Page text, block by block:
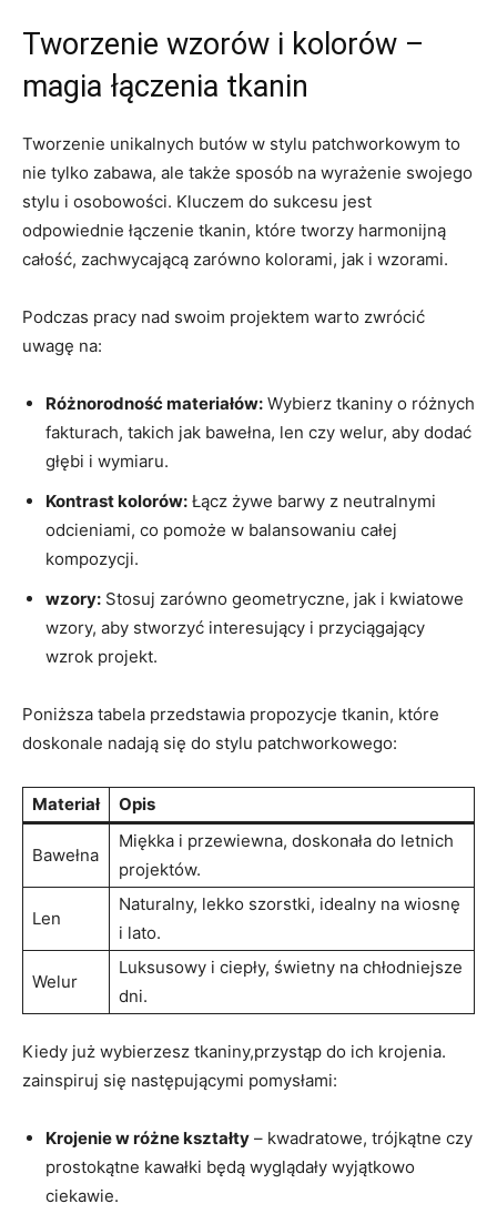
Tworzenie wzorów i kolorów –
magia łączenia tkanin
Tworzenie unikalnych butów w stylu patchworkowym to
nie tylko zabawa, ale także sposób na wyrażenie swojego
stylu i osobowości. Kluczem do sukcesu jest
odpowiednie łączenie tkanin, które tworzy harmonijną
całość, zachwycającą zarówno kolorami, jak i wzorami.
Podczas pracy nad swoim projektem warto zwrócić
uwagę na:
Różnorodność materiałów: Wybierz tkaniny o różnych
fakturach, takich jak bawełna, len czy welur, aby dodać
głębi i wymiaru.
Kontrast kolorów: Łącz żywe barwy z neutralnymi
odcieniami, co pomoże w balansowaniu całej
kompozycji.
wzory: Stosuj zarówno geometryczne, jak i kwiatowe
wzory, aby stworzyć interesujący i przyciągający
wzrok projekt.
Poniższa tabela przedstawia propozycje tkanin, które
doskonale nadają się do stylu patchworkowego:
Materiał Opis
Bawełna
Miękka i przewiewna, doskonała do letnich
projektów.
Len
Naturalny, lekko szorstki, idealny na wiosnę
i lato.
Welur
Luksusowy i ciepły, świetny na chłodniejsze
dni.
Kiedy już wybierzesz tkaniny,przystąp do ich krojenia.
zainspiruj się następującymi pomysłami:
Krojenie w różne kształty – kwadratowe, trójkątne czy
prostokątne kawałki będą wyglądały wyjątkowo
ciekawie.